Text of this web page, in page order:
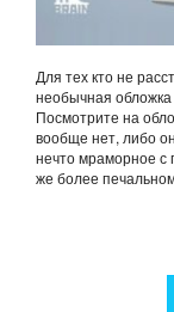
Для тех кто не
необычная
Посмотрите на
вообще нет, либо
нечто мраморное с
же более